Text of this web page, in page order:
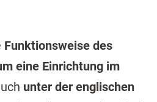
Funktionsweise des
eine Einrichtung im
unter der englischen